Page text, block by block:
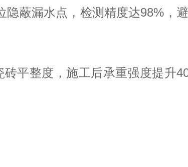
蔽漏水点，检测精度达98%，
平整度，施工后承重强度提升